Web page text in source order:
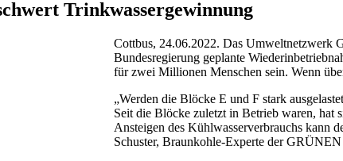
Trinkwassergewinnung
Cottbus, 24.06.2022. Das Umweltnetzwerk
Bundesregierung geplante
für zwei Millionen Menschen sein. Wenn
„Werden die Blöcke E und F stark
Seit die Blöcke zuletzt in Betrieb waren, hat
Ansteigen des Kühlwasserverbrauchs kann
Schuster, Braunkohle-Experte der